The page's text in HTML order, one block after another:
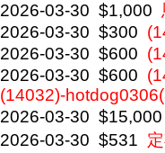
2026-03-30 $1,000
2026-03-30 $300
2026-03-30 $600
2026-03-30 $600
(14032)-
2026-03-30 $15,000
2026-03-30 $531